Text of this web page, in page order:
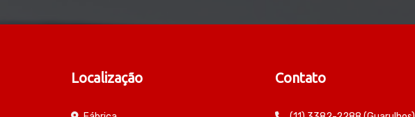
Localização Contato